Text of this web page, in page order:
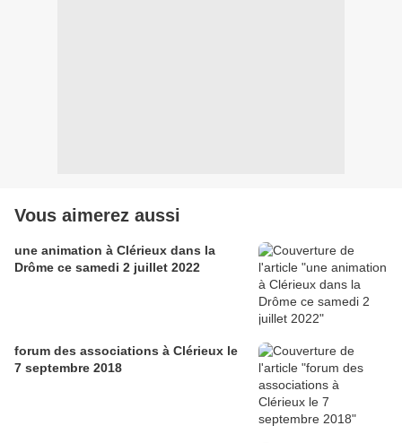
Vous aimerez aussi
une animation à Clérieux dans la
Drôme ce samedi 2 juillet 2022
forum des associations à Clérieux le
7 septembre 2018